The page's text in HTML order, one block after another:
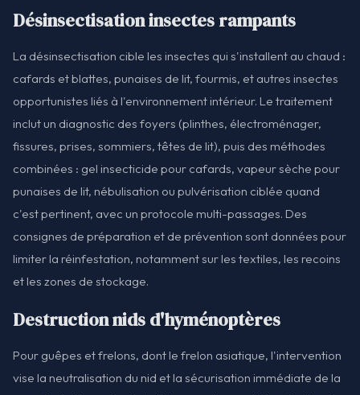
Désinsectisation insectes rampants
La désinsectisation cible les insectes qui s'installent au chaud :
cafards et blattes, punaises de lit, fourmis, et autres insectes
opportunistes liés à l'environnement intérieur. Le traitement
inclut un diagnostic des foyers (plinthes, électroménager,
fissures, prises, sommiers, têtes de lit), puis des méthodes
combinées : gel insecticide pour cafards, vapeur sèche pour
punaises de lit, nébulisation ou pulvérisation ciblée quand
c'est pertinent, avec un protocole multi-passages. Des
consignes de préparation et de prévention sont données pour
limiter la réinfestation, notamment sur les textiles, les recoins
et les zones de stockage.
Destruction nids d'hyménoptères
Pour guêpes et frelons, dont le frelon asiatique, l'intervention
vise la neutralisation du nid et la sécurisation immédiate de la